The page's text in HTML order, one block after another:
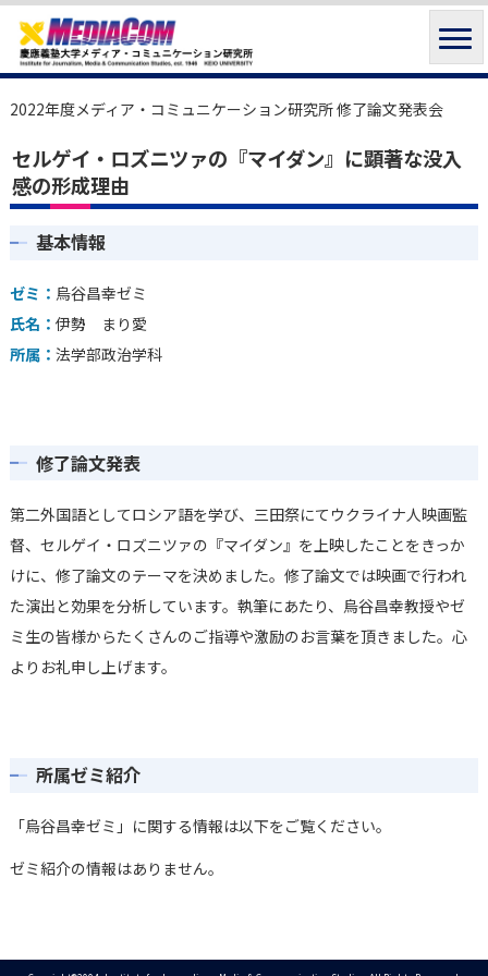
2022年度メディア・コミュニケーション研究所 修了論文発表会
セルゲイ・ロズニツァの『マイダン』に顕著な没入
感の形成理由
基本情報
ゼミ： 烏谷昌幸ゼミ
氏名： 伊勢 まり愛
所属： 法学部政治学科
修了論文発表
第二外国語としてロシア語を学び、三田祭にてウクライナ人映画監
督、セルゲイ・ロズニツァの『マイダン』を上映したことをきっか
けに、修了論文のテーマを決めました。修了論文では映画で行われ
た演出と効果を分析しています。執筆にあたり、烏谷昌幸教授やゼ
ミ生の皆様からたくさんのご指導や激励のお言葉を頂きました。心
よりお礼申し上げます。
所属ゼミ紹介
「烏谷昌幸ゼミ」に関する情報は以下をご覧ください。
ゼミ紹介の情報はありません。